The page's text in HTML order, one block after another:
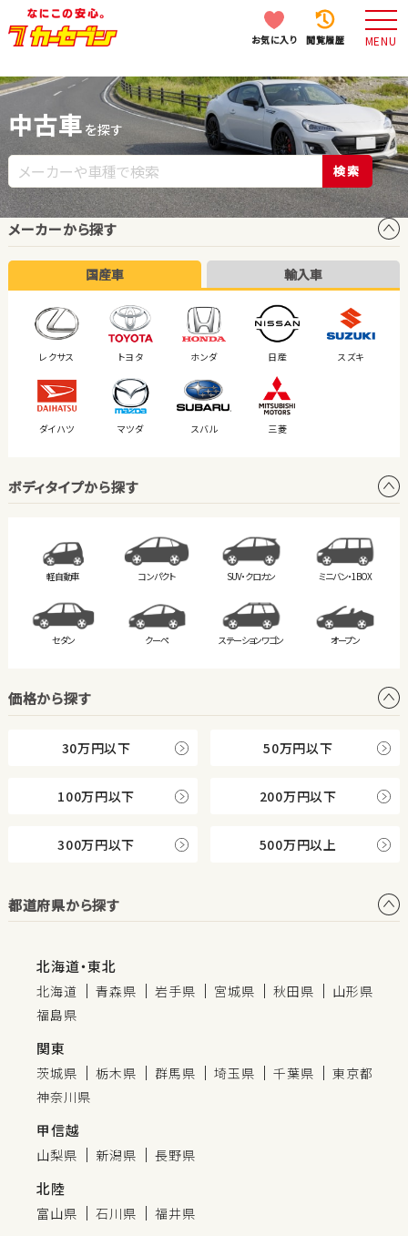
お気に入り 閲覧履歴 MENU
中古車 を探す
検索
メーカーから探す
国産車 輸入車
レクサス トヨタ ホンダ 日産 スズキ
ダイハツ マツダ スバル 三菱
ボディタイプから探す
軽自動車 コンパクト SUV・クロカン ミニバン・1BOX
セダン クーペ ステーションワゴン オープン
価格から探す
30万円以下 50万円以下
100万円以下 200万円以下
300万円以下 500万円以上
都道府県から探す
北海道・東北
北海道 青森県 岩手県 宮城県 秋田県
山形県
福島県
関東
茨城県 栃木県 群馬県 埼玉県 千葉県
東京都
神奈川県
甲信越
山梨県 新潟県 長野県
北陸
富山県 石川県 福井県